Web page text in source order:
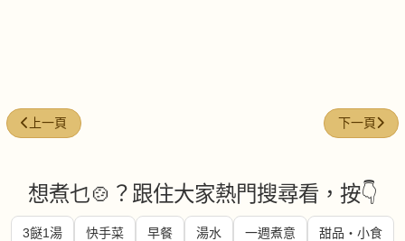
上一篇文章: 魚滑炒椰菜花
上一頁 下一篇文章
下一頁
想煮乜🍲？跟住大家熱門搜尋看，按👇
3餸1湯 快手菜 早餐 湯水 一週煮意 甜品・小食